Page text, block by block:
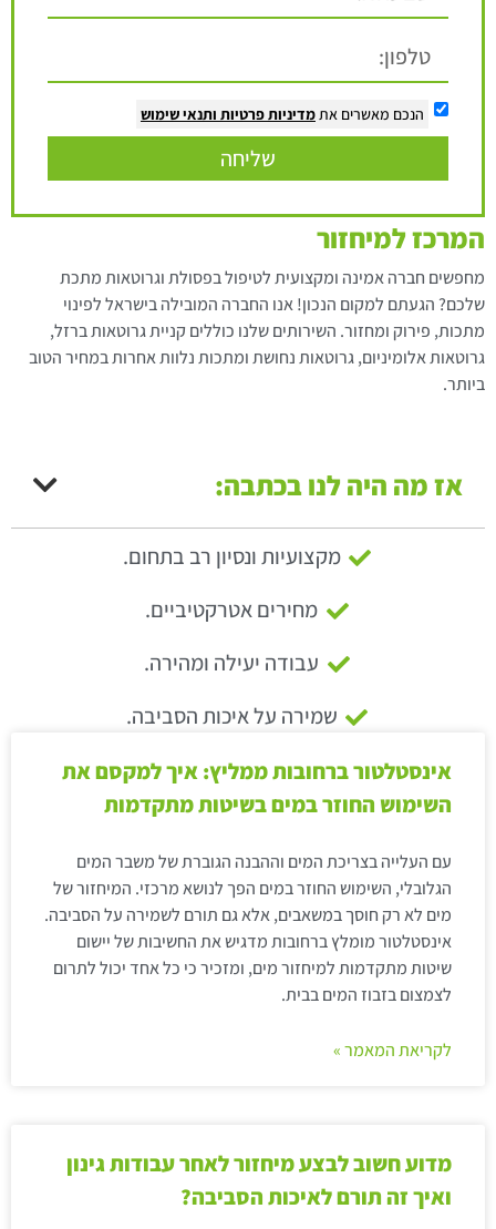
הנכם מאשרים אתמדיניות פרטיות ותנאי שימוש
שליחה
המרכז למיחזור
מחפשים חברה אמינה ומקצועית לטיפול בפסולת וגרוטאות מתכת
שלכם? הגעתם למקום הנכון! אנו החברה המובילה בישראל לפינוי
מתכות, פירוק ומחזור. השירותים שלנו כוללים קניית גרוטאות ברזל,
גרוטאות אלומיניום, גרוטאות נחושת ומתכות נלוות אחרות במחיר הטוב
ביותר.
אז מה היה לנו בכתבה:
מקצועיות ונסיון רב בתחום.
מחירים אטרקטיביים.
עבודה יעילה ומהירה.
שמירה על איכות הסביבה.
אינסטלטור ברחובות ממליץ: איך למקסם את
השימוש החוזר במים בשיטות מתקדמות
עם העלייה בצריכת המים וההבנה הגוברת של משבר המים
הגלובלי, השימוש החוזר במים הפך לנושא מרכזי. המיחזור של
מים לא רק חוסך במשאבים, אלא גם תורם לשמירה על הסביבה.
אינסטלטור מומלץ ברחובות מדגיש את החשיבות של יישום
שיטות מתקדמות למיחזור מים, ומזכיר כי כל אחד יכול לתרום
לצמצום בזבוז המים בבית.
לקריאת המאמר »
מדוע חשוב לבצע מיחזור לאחר עבודות גינון
ואיך זה תורם לאיכות הסביבה?